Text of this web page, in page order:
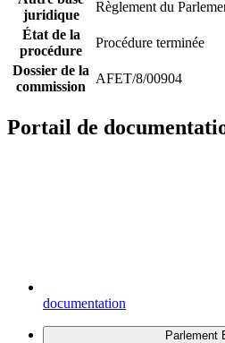
juridique
Règlement du
État de la
procédure
Procédure terminée
Dossier de la
commission
AFET/8/00904
Portail de
documentation
Parlement